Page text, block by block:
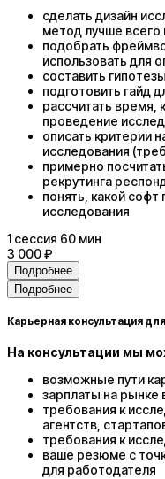
сделать дизайн
метод лучше всего
подобрать
использовать для
составить
подготовить гайд
рассчитать время,
проведение
описать критерии
исследования
примерно
рекрутинга
понять, какой
исследования
1 сессия 60 мин
3 000 ₽
Подробнее
Подробнее
Карьерная консультация
На консультации мы
возможные пути
зарплаты на рынке
требования к
агентств,
требования к
ваше резюме с
для работодателя